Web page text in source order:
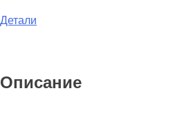
Детали
Описание